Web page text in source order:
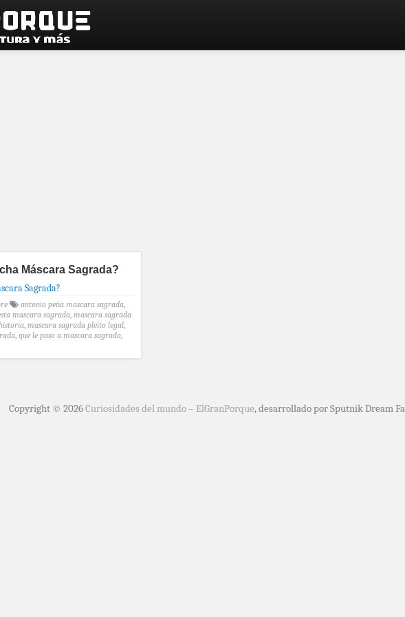
Máscara Sagrada?
antonio peña mascara sagrada,
mascara sagrada, mascara sagrada
, mascara sagrada pleito legal,
, que le paso a mascara sagrada,
Copyright © 2026Curiosidades del mundo – ElGranPorque, desarrollado por Sputnik Dream